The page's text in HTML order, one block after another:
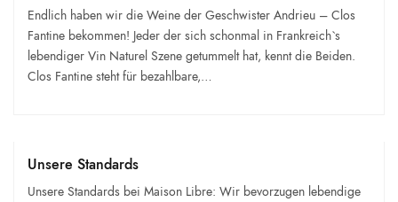
Endlich haben wir die Weine der Geschwister Andrieu – Clos
Fantine bekommen! Jeder der sich schonmal in Frankreich`s
lebendiger Vin Naturel Szene getummelt hat, kennt die Beiden.
Clos Fantine steht für bezahlbare,…
Unsere Standards
Unsere Standards bei Maison Libre: Wir bevorzugen lebendige